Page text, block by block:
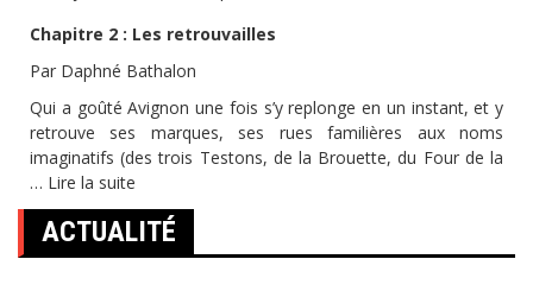
Chapitre 2 : Les retrouvailles
Par Daphné Bathalon
Qui a goûté Avignon une fois s’y replonge en un instant, et y
retrouve ses marques, ses rues familières aux noms
imaginatifs (des trois Testons, de la Brouette, du Four de la
… Lire la suite
ACTUALITÉ